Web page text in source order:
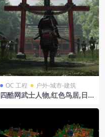
OC 工程 户外-城市-建筑
四酷网武士人物,红色鸟居,日